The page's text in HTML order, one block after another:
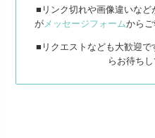
■リンク切れや画像違いな
がメッセージフォームからご
■リクエストなども大歓迎で
らお待ちし